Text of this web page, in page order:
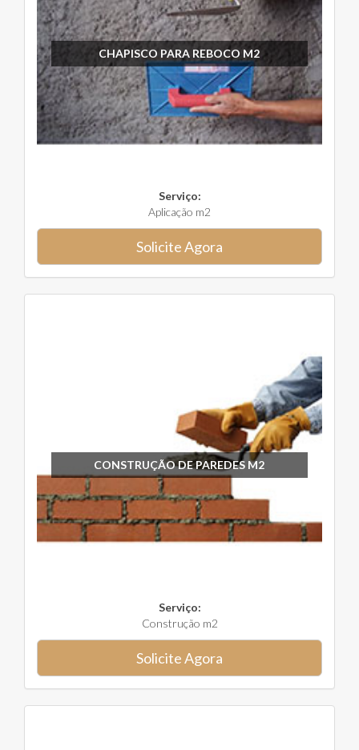
CHAPISCO PARA REBOCO M2
Serviço:
Aplicação m2
Solicite Agora
CONSTRUÇÃO DE PAREDES M2
Serviço:
Construção m2
Solicite Agora